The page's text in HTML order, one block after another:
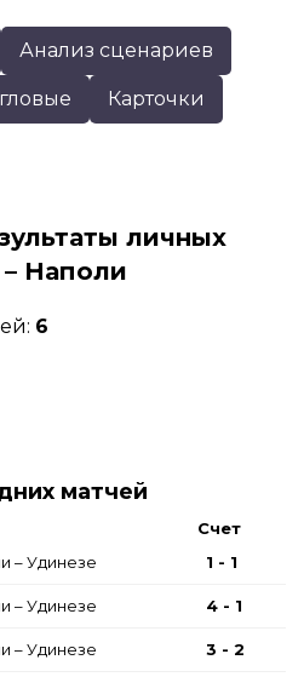
Анализ сценариев
Карточки
личных
– Наполи
6
матчей
Счет
– Удинезе 1 - 1
– Удинезе 4 - 1
– Удинезе 3 - 2